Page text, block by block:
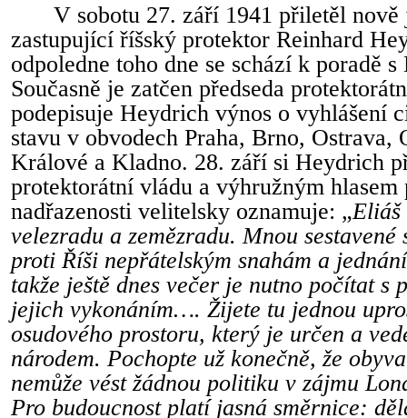
V sobotu 27. září 1941 přiletěl nově
zastupující říšský protektor Reinhard
odpoledne toho dne se schází k poradě
Současně je zatčen předseda
podepisuje Heydrich výnos o vyhlášení
stavu v obvodech Praha, Brno, Ostrava,
Králové a Kladno. 28. září si Heydrich
protektorátní vládu a výhružným hlasem
nadřazenosti velitelsky oznamuje: „Eliáš
velezradu a zemězradu. Mnou sestavené
proti Říši nepřátelským snahám a
takže ještě dnes večer je nutno počítat s
jejich vykonáním…. Žijete tu jednou
osudového prostoru, který je určen a
národem. Pochopte už konečně, že
nemůže vést žádnou politiku v zájmu
Pro budoucnost platí jasná směrnice: